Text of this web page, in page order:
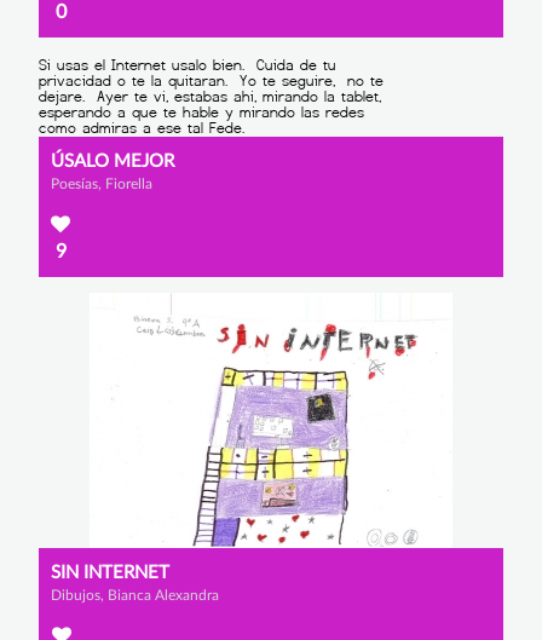
0
ÚSALO MEJOR
Poesías, Fiorella
9
SIN INTERNET
Dibujos, Bianca Alexandra